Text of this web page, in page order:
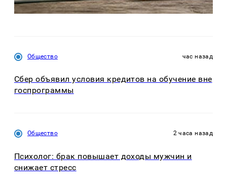
Общество час назад
Сбер объявил условия кредитов на обучение вне
госпрограммы
Общество 2 часа назад
Психолог: брак повышает доходы мужчин и
снижает стресс